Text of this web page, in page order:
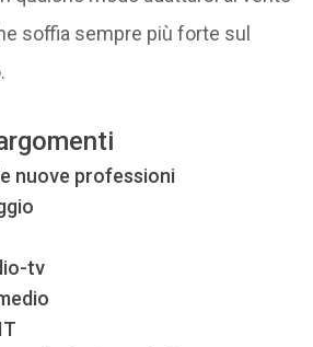
soffia sempre più forte sul
nuove professioni
tv